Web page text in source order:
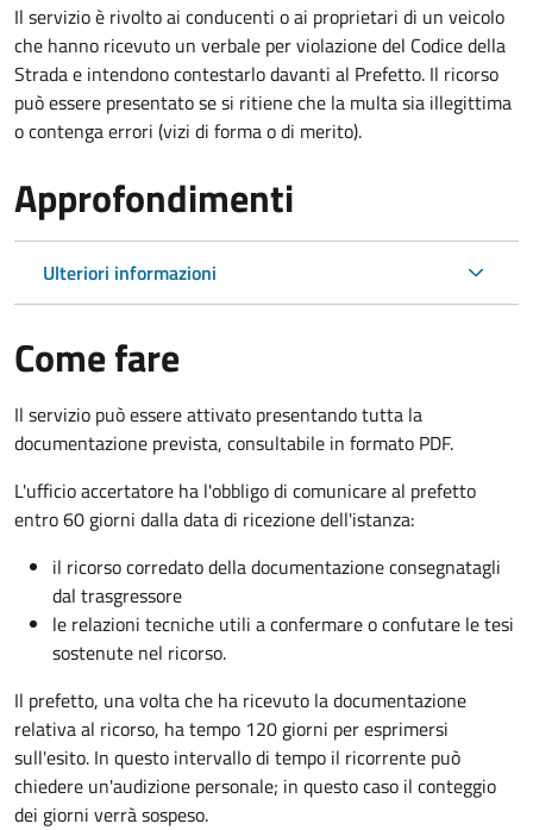
Il servizio è rivolto ai conducenti o ai proprietari di un veicolo
che hanno ricevuto un verbale per violazione del Codice della
Strada e intendono contestarlo davanti al Prefetto. Il ricorso
può essere presentato se si ritiene che la multa sia illegittima
o contenga errori (vizi di forma o di merito).
Approfondimenti
Ulteriori informazioni
Come fare
Il servizio può essere attivato presentando tutta la
documentazione prevista, consultabile in formato PDF.
L'ufficio accertatore ha l'obbligo di comunicare al prefetto
entro 60 giorni dalla data di ricezione dell'istanza:
il ricorso corredato della documentazione consegnatagli
dal trasgressore
le relazioni tecniche utili a confermare o confutare le tesi
sostenute nel ricorso.
Il prefetto, una volta che ha ricevuto la documentazione
relativa al ricorso, ha tempo 120 giorni per esprimersi
sull'esito. In questo intervallo di tempo il ricorrente può
chiedere un'audizione personale; in questo caso il conteggio
dei giorni verrà sospeso.